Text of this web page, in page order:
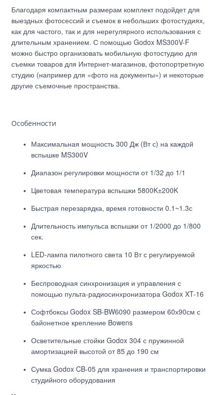
Благодаря компактным размерам комплект подойдет для
выездных фотосессий и съемок в небольших фотостудиях,
как для частого, так и для нерегулярного использования с
длительным хранением. С помощью Godox MS300V-F
можно быстро организовать мобильную фотостудию для
съемки товаров для Интернет-магазинов, фотопортретную
студию (например для «фото на документы») и некоторые
другие съемочные пространства.
Особенности
Максимальная мощность 300 Дж (Вт с) на каждой
вспышке MS300V
Диапазон регулировки мощности от 1/32 до 1/1
Цветовая температура вспышки 5800K±200K
Быстрая перезарядка, время готовности 0.1~1.3с
Длительность импульса вспышки от 1/2000 до 1/800
сек.
LED-лампа пилотного света 10 Вт с регулируемой
яркостью
Беспроводная синхронизация и управления с
помощью пульта-радиосинхронизатора Godox XT-16
Софтбоксы Godox SB-BW6090 размером 60х90см с
байонетное крепление Bowens
Осветительные стойки Godox 304 с пружинной
амортизацией высотой от 85 до 190 см
Сумка Godox CB-05 для хранения и транспортировки
студийного оборудования